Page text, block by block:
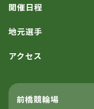
開催日程
地元選手
アクセス
前橋競輪場